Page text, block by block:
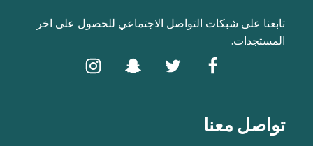
تابعنا على شبكات التواصل الاجتماعي للحصول على اخر
المستجدات.
تواصل معنا